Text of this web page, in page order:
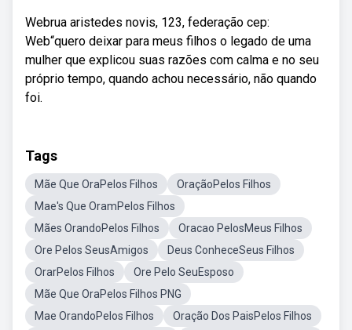
Webrua aristedes novis, 123, federação cep:
Web“quero deixar para meus filhos o legado de uma
mulher que explicou suas razões com calma e no seu
próprio tempo, quando achou necessário, não quando
foi.
Tags
Mãe Que OraPelos Filhos
OraçãoPelos Filhos
Mae's Que OramPelos Filhos
Mães OrandoPelos Filhos
Oracao PelosMeus Filhos
Ore Pelos SeusAmigos
Deus ConheceSeus Filhos
OrarPelos Filhos
Ore Pelo SeuEsposo
Mãe Que OraPelos Filhos PNG
Mae OrandoPelos Filhos
Oração Dos PaisPelos Filhos